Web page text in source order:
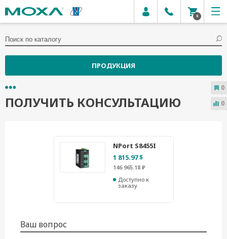
0
ПРОДУКЦИЯ
ПОЛУЧИТЬ КОНСУЛЬТАЦИЮ
NPort S8455I
1 815.97 $
146 965.18 ₽
Доступно к
заказу
Ваш вопрос
0
0